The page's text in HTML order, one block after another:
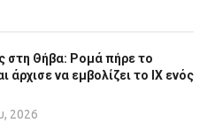
στη Θήβα: Ρομά πήρε το
άρχισε να εμβολίζει το ΙΧ ενός
2026